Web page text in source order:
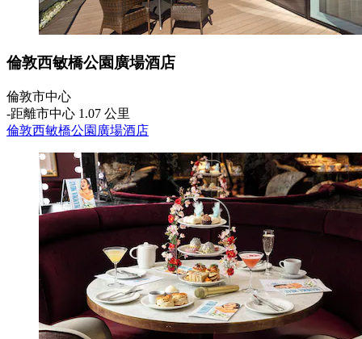
倫敦西敏橋公園廣場酒店
倫敦市中心
‐距離市中心 1.07 公里
倫敦西敏橋公園廣場酒店